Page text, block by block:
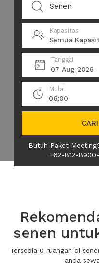
Kapasitas
Semua
Tanggal
07 Aug 2026
Mulai
06:00
Butuh Paket
+62-812-
senen
Tersedia 0 ruangan di
anda